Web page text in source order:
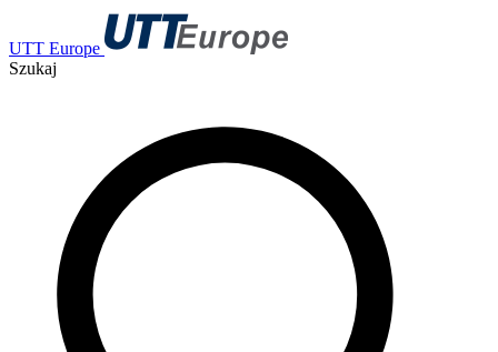
UTT Europe
Szukaj